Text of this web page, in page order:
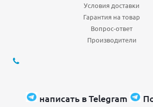
Условия доставки
Гарантия на товар
Вопрос-ответ
Производители
написать в Telegram